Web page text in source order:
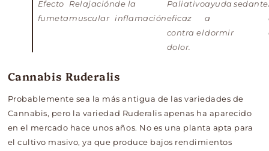
Efecto
fumeta
Relajación
muscular
de la
inflamación
Paliativo
eficaz
contra el
dolor.
ayuda
a
dormir
sedante
Cannabis Ruderalis
Probablemente sea la más antigua de las variedades de
Cannabis, pero la variedad Ruderalis apenas ha aparecido
en el mercado hace unos años. No es una planta apta para
el cultivo masivo, ya que produce bajos rendimientos